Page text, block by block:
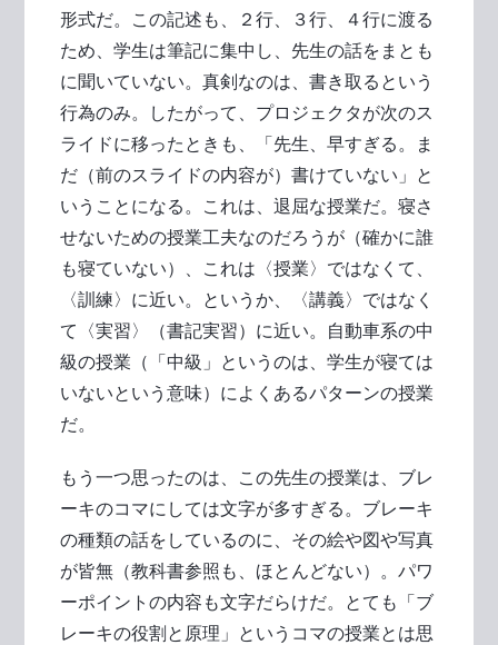
形式だ。この記述も、２行、３行、４行に渡る
ため、学生は筆記に集中し、先生の話をまとも
に聞いていない。真剣なのは、書き取るという
行為のみ。したがって、プロジェクタが次のス
ライドに移ったときも、「先生、早すぎる。ま
だ（前のスライドの内容が）書けていない」と
いうことになる。これは、退屈な授業だ。寝さ
せないための授業工夫なのだろうが（確かに誰
も寝ていない）、これは〈授業〉ではなくて、
〈訓練〉に近い。というか、〈講義〉ではなく
て〈実習〉（書記実習）に近い。自動車系の中
級の授業（「中級」というのは、学生が寝ては
いないという意味）によくあるパターンの授業
だ。
もう一つ思ったのは、この先生の授業は、ブレ
ーキのコマにしては文字が多すぎる。ブレーキ
の種類の話をしているのに、その絵や図や写真
が皆無（教科書参照も、ほとんどない）。パワ
ーポイントの内容も文字だらけだ。とても「ブ
レーキの役割と原理」というコマの授業とは思